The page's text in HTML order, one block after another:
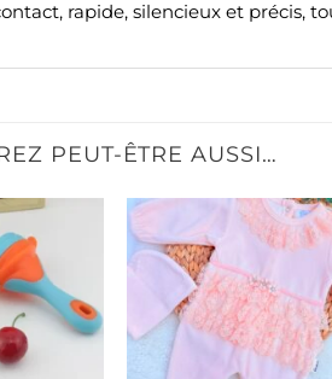
rapide, silencieux et précis,
PEUT-ÊTRE AUSSI…